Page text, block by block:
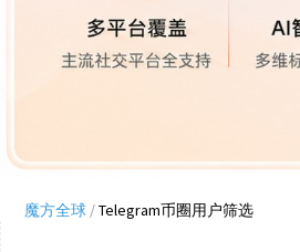
魔方全球/Telegram币圈用户筛选